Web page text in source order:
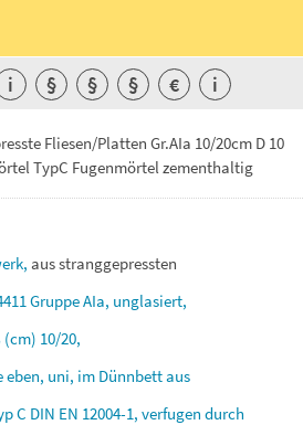
Fliesen/Platten Gr.AIa 10/20cm D 10
TypC Fugenmörtel zementhaltig
ausstranggepressten
GruppeAIa, unglasiert,
(cm) 10/20,
eben, uni, im Dünnbettaus
C DIN EN 12004-1, verfugen durch
i § § § € i